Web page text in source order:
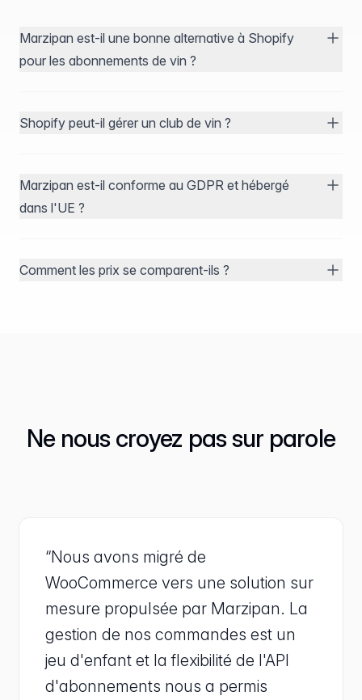
Marzipan est-il une bonne alternative à Shopify
pour les abonnements de vin ?
Shopify peut-il gérer un club de vin ?
Marzipan est-il conforme au GDPR et hébergé
dans l'UE ?
Comment les prix se comparent-ils ?
Ne nous croyez pas sur parole
“Nous avons migré de
WooCommerce vers une solution sur
mesure propulsée par Marzipan. La
gestion de nos commandes est un
jeu d'enfant et la flexibilité de l'API
d'abonnements nous a permis